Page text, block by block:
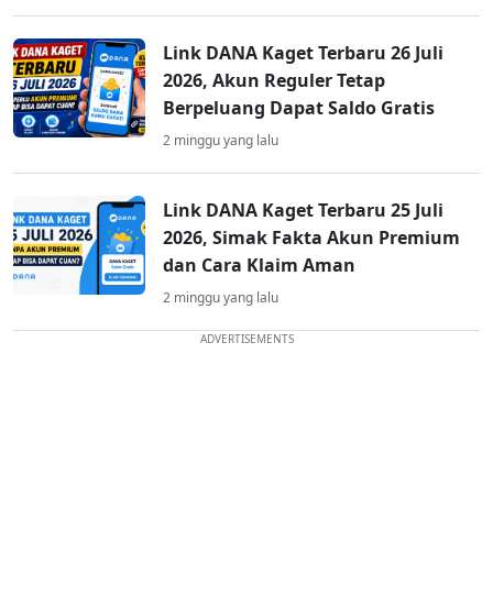
Link DANA Kaget Terbaru 26 Juli
2026, Akun Reguler Tetap
Berpeluang Dapat Saldo Gratis
2 minggu yang lalu
Link DANA Kaget Terbaru 25 Juli
2026, Simak Fakta Akun Premium
dan Cara Klaim Aman
2 minggu yang lalu
ADVERTISEMENTS